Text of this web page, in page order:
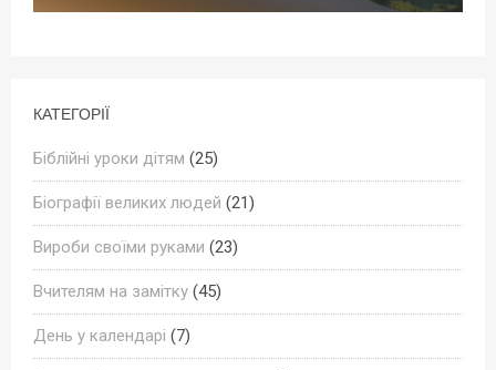
КАТЕГОРІЇ
Біблійні уроки дітям (25)
Біографії великих людей (21)
Вироби своїми руками (23)
Вчителям на замітку (45)
День у календарі (7)